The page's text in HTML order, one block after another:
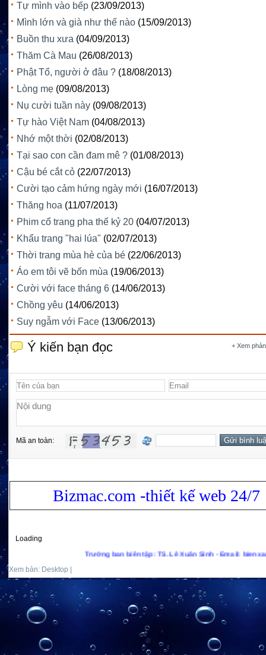
Tự mình vào bếp (23/09/2013)
Mình lớn và già như thế nào (15/09/2013)
Buồn thu xưa (04/09/2013)
Thăm Cà Mau (26/08/2013)
Phật Tổ, người ở đâu ? (18/08/2013)
Lòng mẹ (09/08/2013)
Nụ cười tuần này (09/08/2013)
Tự hào Việt Nam (04/08/2013)
Nhớ một thời (02/08/2013)
Tại sao con cần đam mê ? (01/08/2013)
Cậu bé cắt cỏ (22/07/2013)
Cười tạo cảm hứng ngày mới (16/07/2013)
Thăng hoa (11/07/2013)
Phim cổ trang pha thế kỷ 20 (04/07/2013)
Khẩu trang "hai lúa" (02/07/2013)
Thời trang mùa hè của bé (22/06/2013)
Áo em tôi vẽ bốn mùa (19/06/2013)
Cười với face tháng 6 (14/06/2013)
Chồng yêu (14/06/2013)
Suy ngẫm với Face (13/06/2013)
+ Xem
Ý kiến bạn đọc
Mã an toàn:
Bizmac.com -thiết kế web 24/7
Loading
Trưởng ban biên tập: TS. Lê Xuân Sinh - Email:
Xem bản: Desktop |